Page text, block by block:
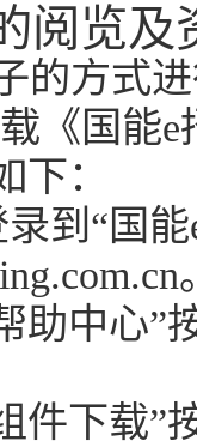
阅览
的方式
《国能
下：
到“国
助中心”
件下载”